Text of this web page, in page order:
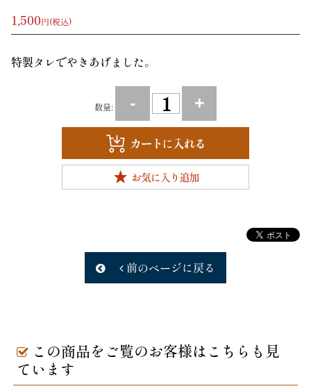
1,500円(税込)
特製タレでやきあげました。
数量: - +
前のページに戻る
この商品をご覧のお客様はこちらも見
ています